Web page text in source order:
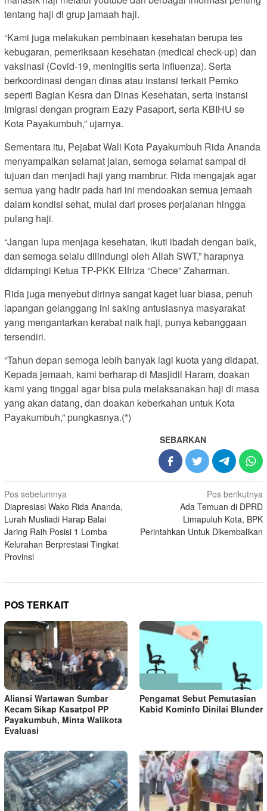
tentang haji di grup jamaah haji.
“Kami juga melakukan pembinaan kesehatan berupa tes
kebugaran, pemeriksaan kesehatan (medical check-up) dan
vaksinasi (Covid-19, meningitis serta influenza). Serta
berkoordinasi dengan dinas atau instansi terkait Pemko
seperti Bagian Kesra dan Dinas Kesehatan, serta instansi
Imigrasi dengan program Eazy Pasaport, serta KBIHU se
Kota Payakumbuh,” ujarnya.
Sementara itu, Pejabat Wali Kota Payakumbuh Rida Ananda
menyampaikan selamat jalan, semoga selamat sampai di
tujuan dan menjadi haji yang mambrur. Rida mengajak agar
semua yang hadir pada hari ini mendoakan semua jemaah
dalam kondisi sehat, mulai dari proses perjalanan hingga
pulang haji.
“Jangan lupa menjaga kesehatan, ikuti ibadah dengan baik,
dan semoga selalu dilindungi oleh Allah SWT,” harapnya
didampingi Ketua TP-PKK Elfriza “Chece” Zaharman.
Rida juga menyebut dirinya sangat kaget luar biasa, penuh
lapangan gelanggang ini saking antusiasnya masyarakat
yang mengantarkan kerabat naik haji, punya kebanggaan
tersendiri.
“Tahun depan semoga lebih banyak lagi kuota yang didapat.
Kepada jemaah, kami berharap di Masjidil Haram, doakan
kami yang tinggal agar bisa pula melaksanakan haji di masa
yang akan datang, dan doakan keberkahan untuk Kota
Payakumbuh,” pungkasnya.(*)
SEBARKAN
Navigasi
pos
Pos sebelumnya
Diapresiasi Wako Rida Ananda,
Lurah Musliadi Harap Balai
Jaring Raih Posisi 1 Lomba
Kelurahan Berprestasi Tingkat
Provinsi
Pos berikutnya
Ada Temuan di DPRD
Limapuluh Kota, BPK
Perintahkan Untuk Dikembalikan
POS TERKAIT
Aliansi Wartawan Sumbar
Kecam Sikap Kasatpol PP
Payakumbuh, Minta Walikota
Evaluasi
Pengamat Sebut Pemutasian
Kabid Kominfo Dinilai Blunder